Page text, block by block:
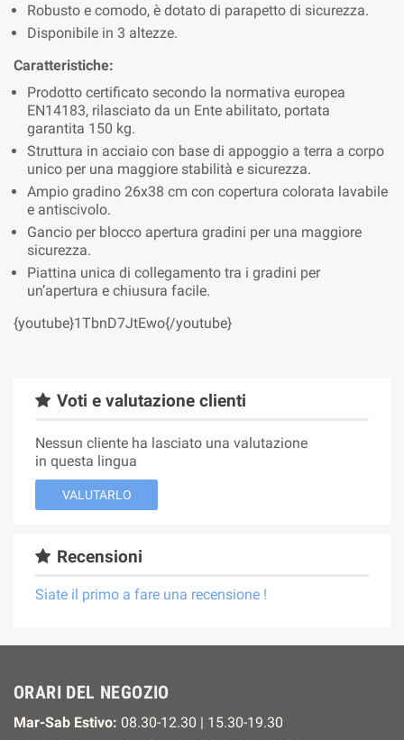
Robusto e comodo, è dotato di parapetto di sicurezza.
Disponibile in 3 altezze.
Caratteristiche:
Prodotto certificato secondo la normativa europea
EN14183, rilasciato da un Ente abilitato, portata
garantita 150 kg.
Struttura in acciaio con base di appoggio a terra a corpo
unico per una maggiore stabilità e sicurezza.
Ampio gradino 26x38 cm con copertura colorata lavabile
e antiscivolo.
Gancio per blocco apertura gradini per una maggiore
sicurezza.
Piattina unica di collegamento tra i gradini per
un’apertura e chiusura facile.
{youtube}1TbnD7JtEwo{/youtube}
Voti e valutazione clienti
Nessun cliente ha lasciato una valutazione
in questa lingua
VALUTARLO
Recensioni
Siate il primo a fare una recensione !
ORARI DEL NEGOZIO
Mar-Sab Estivo: 08.30-12.30 | 15.30-19.30